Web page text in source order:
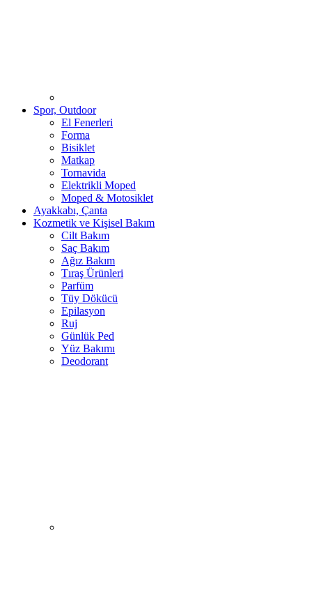
Spor, Outdoor
El Fenerleri
Forma
Bisiklet
Matkap
Tornavida
Elektrikli Moped
Moped & Motosiklet
Ayakkabı, Çanta
Kozmetik ve Kişisel Bakım
Cilt Bakım
Saç Bakım
Ağız Bakım
Tıraş Ürünleri
Parfüm
Tüy Dökücü
Epilasyon
Ruj
Günlük Ped
Yüz Bakımı
Deodorant